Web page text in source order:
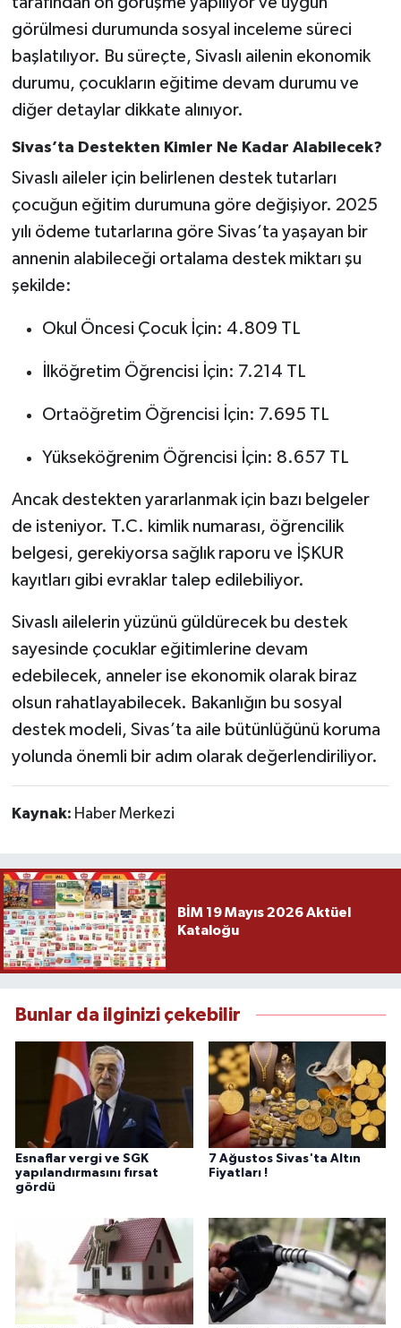
görülmesi durumunda sosyal inceleme süreci
başlatılıyor. Bu süreçte, Sivaslı ailenin ekonomik
durumu, çocukların eğitime devam durumu ve
diğer detaylar dikkate alınıyor.
Sivas’ta Destekten Kimler Ne Kadar Alabilecek?
Sivaslı aileler için belirlenen destek tutarları
çocuğun eğitim durumuna göre değişiyor. 2025
yılı ödeme tutarlarına göre Sivas’ta yaşayan bir
annenin alabileceği ortalama destek miktarı şu
şekilde:
Okul Öncesi Çocuk İçin: 4.809 TL
İlköğretim Öğrencisi İçin: 7.214 TL
Ortaöğretim Öğrencisi İçin: 7.695 TL
Yükseköğrenim Öğrencisi İçin: 8.657 TL
Ancak destekten yararlanmak için bazı belgeler
de isteniyor. T.C. kimlik numarası, öğrencilik
belgesi, gerekiyorsa sağlık raporu ve İŞKUR
kayıtları gibi evraklar talep edilebiliyor.
Sivaslı ailelerin yüzünü güldürecek bu destek
sayesinde çocuklar eğitimlerine devam
edebilecek, anneler ise ekonomik olarak biraz
olsun rahatlayabilecek. Bakanlığın bu sosyal
destek modeli, Sivas’ta aile bütünlüğünü koruma
yolunda önemli bir adım olarak değerlendiriliyor.
Kaynak: Haber Merkezi
BİM 19 Mayıs 2026 Aktüel
Kataloğu
Bunlar da ilginizi çekebilir
Esnaflar vergi ve SGK
yapılandırmasını fırsat
gördü
7 Ağustos Sivas'ta Altın
Fiyatları !